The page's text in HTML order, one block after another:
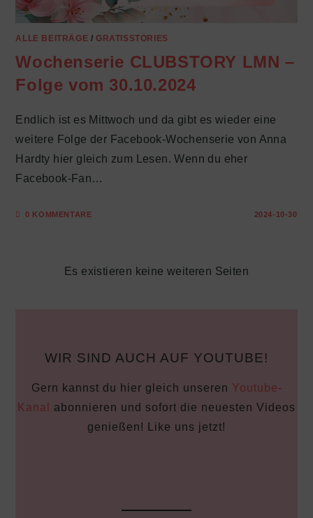
ALLE BEITRÄGE /GRATISSTORIES
Wochenserie CLUBSTORY LMN –
Folge vom 30.10.2024
Endlich ist es Mittwoch und da gibt es wieder eine
weitere Folge der Facebook-Wochenserie von Anna
Hardty hier gleich zum Lesen. Wenn du eher
Facebook-Fan…
0 KOMMENTARE 2024-10-30
Es existieren keine weiteren Seiten
WIR SIND AUCH AUF YOUTUBE!
Gern kannst du hier gleich unseren Youtube-
Kanal
abonnieren und sofort die neuesten Videos
genießen! Like uns jetzt!